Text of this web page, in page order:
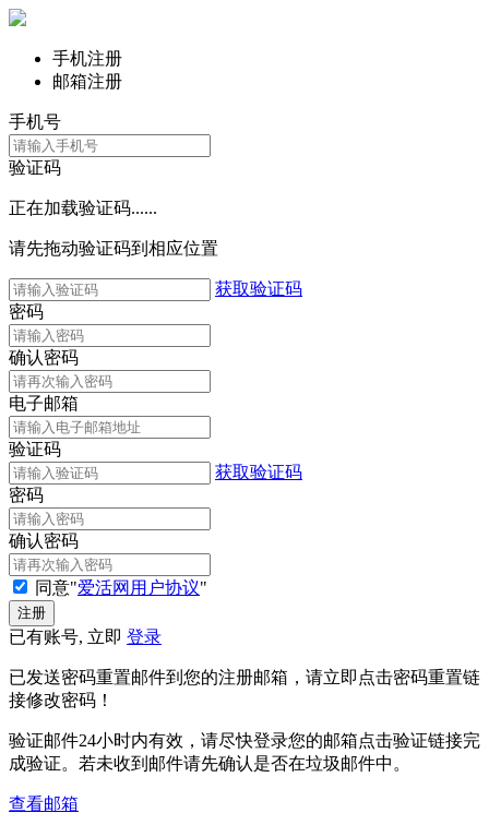
手机注册
邮箱注册
手机号
验证码
正在加载验证码......
请先拖动验证码到相应位置
获取验证码
密码
确认密码
电子邮箱
验证码
获取验证码
密码
确认密码
同意"爱活网用户协议"
已有账号, 立即 登录
已发送密码重置邮件到您的注册邮箱，请立即点击密码重置链
接修改密码！
验证邮件24小时内有效，请尽快登录您的邮箱点击验证链接完
成验证。若未收到邮件请先确认是否在垃圾邮件中。
查看邮箱